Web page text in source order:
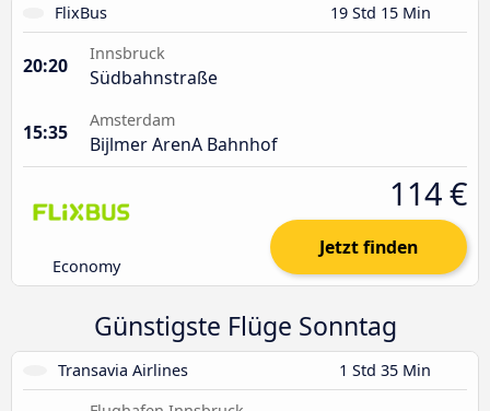
FlixBus 19 Std 15 Min
20:20
Innsbruck
Südbahnstraße
15:35
Amsterdam
Bijlmer ArenA Bahnhof
Economy
114 €
Jetzt finden
Günstigste Flüge Sonntag
Transavia Airlines 1 Std 35 Min